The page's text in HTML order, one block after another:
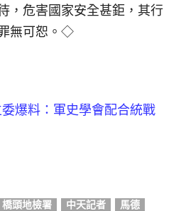
，危害國家安全甚鉅，其行
無可恕。◇
爆料：軍史學會配合統戰
橋頭地檢署 中天記者 馬德